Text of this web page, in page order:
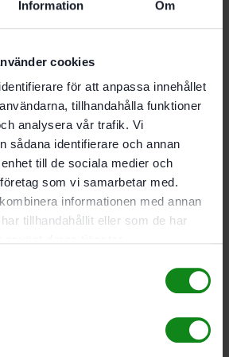
Information Om
cookies
för att anpassa innehållet
tillhandahålla funktioner
analysera vår trafik. Vi
sådana identifierare och annan
till de sociala medier och
som vi samarbetar med.
informationen med annan
tillhandahållit eller som de har
eller laddningscykler
arbete: Naturligtvis är också batteriet
all-inclusive-garantin.
jon (Li-jon) batteri med
Data Recensioner (0)
är viktigt (förutom ETSC 125,
CTC SYS)